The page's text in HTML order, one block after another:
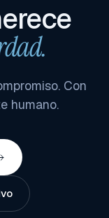
Con
humano.